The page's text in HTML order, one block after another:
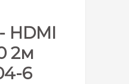
HDMI
2м
6